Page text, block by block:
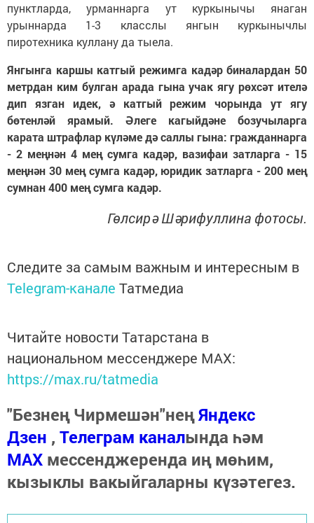
пунктларда, урманнарга ут куркынычы янаган
урыннарда 1-3 класслы янгын куркынычлы
пиротехника куллану да тыела.
Янгынга каршы катгый режимга кадәр биналардан 50
метрдан ким булган арада гына учак ягу рөхсәт ителә
дип язган идек, ә катгый режим чорында ут ягу
бөтенләй ярамый. Әлеге кагыйдәне бозучыларга
карата штрафлар күләме дә саллы гына: гражданнарга
- 2 меңнән 4 мең сумга кадәр, вазифаи затларга - 15
меңнән 30 мең сумга кадәр, юридик затларга - 200 мең
сумнан 400 мең сумга кадәр.
Гөлсирә Шәрифуллина фотосы.
Следите за самым важным и интересным в
Telegram-канале Татмедиа
Читайте новости Татарстана в
национальном мессенджере MАХ:
https://max.ru/tatmedia
"Безнең Чирмешән"неңЯндекс
Дзен , Телеграм каналында һәм
МАХ мессенджеренда иң мөһим,
кызыклы вакыйгаларны күзәтегез.